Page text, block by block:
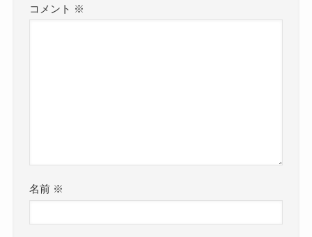
コメント ※
名前 ※